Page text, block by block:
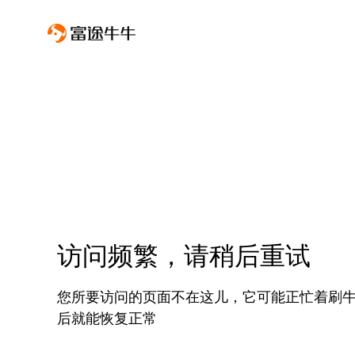
访问频繁，请稍后重试
您所要访问的页面不在这儿，它可能正忙着刷
后就能恢复正常